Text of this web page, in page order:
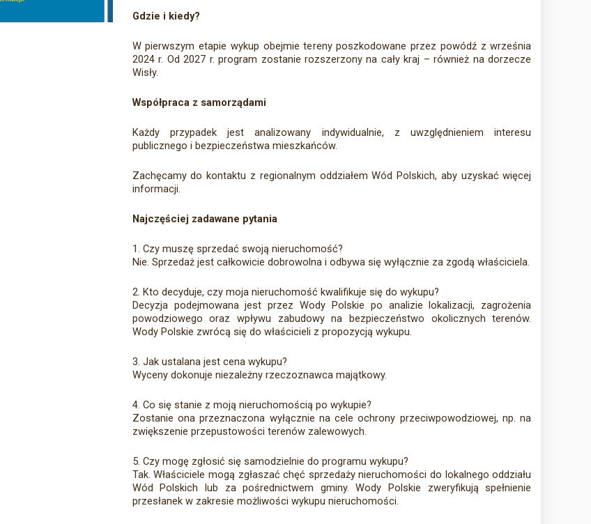
Gdzie i kiedy?
W pierwszym etapie wykup obejmie tereny poszkodowane przez powódź z września
2024 r. Od 2027 r. program zostanie rozszerzony na cały kraj – również na dorzecze
Wisły.
Współpraca z samorządami
Każdy przypadek jest analizowany indywidualnie, z uwzględnieniem interesu
publicznego i bezpieczeństwa mieszkańców.
Zachęcamy do kontaktu z regionalnym oddziałem Wód Polskich, aby uzyskać więcej
informacji.
Najczęściej zadawane pytania
1. Czy muszę sprzedać swoją nieruchomość?
Nie. Sprzedaż jest całkowicie dobrowolna i odbywa się wyłącznie za zgodą właściciela.
2. Kto decyduje, czy moja nieruchomość kwalifikuje się do wykupu?
Decyzja podejmowana jest przez Wody Polskie po analizie lokalizacji, zagrożenia
powodziowego oraz wpływu zabudowy na bezpieczeństwo okolicznych terenów.
Wody Polskie zwrócą się do właścicieli z propozycją wykupu.
3. Jak ustalana jest cena wykupu?
Wyceny dokonuje niezależny rzeczoznawca majątkowy.
4. Co się stanie z moją nieruchomością po wykupie?
Zostanie ona przeznaczona wyłącznie na cele ochrony przeciwpowodziowej, np. na
zwiększenie przepustowości terenów zalewowych.
5. Czy mogę zgłosić się samodzielnie do programu wykupu?
Tak. Właściciele mogą zgłaszać chęć sprzedaży nieruchomości do lokalnego oddziału
Wód Polskich lub za pośrednictwem gminy. Wody Polskie zweryfikują spełnienie
przesłanek w zakresie możliwości wykupu nieruchomości.